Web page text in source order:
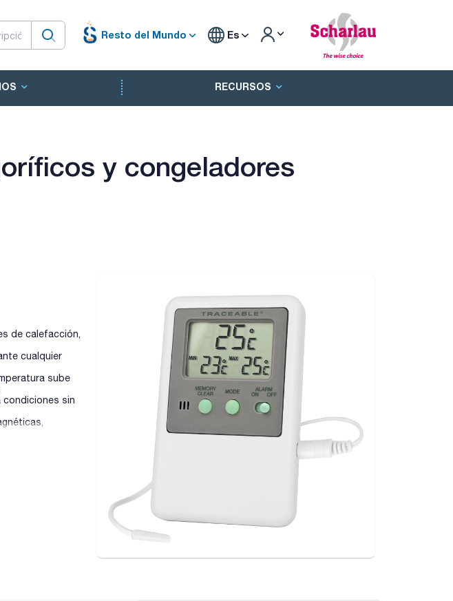
Resto del Mundo Es
RECURSOS
y congeladores
de calefacción,
cualquier
sube
condiciones sin